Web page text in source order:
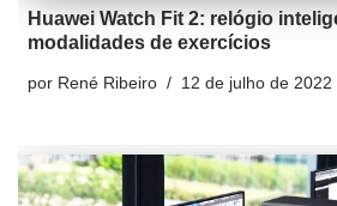
Huawei Watch Fit 2: relógio
modalidades de exercícios
por René Ribeiro 12 de julho de 2022